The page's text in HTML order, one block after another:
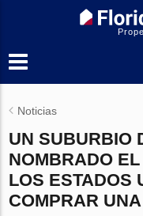
Noticias
UN SUBURBIO
NOMBRADO
LOS ESTADOS
COMPRAR